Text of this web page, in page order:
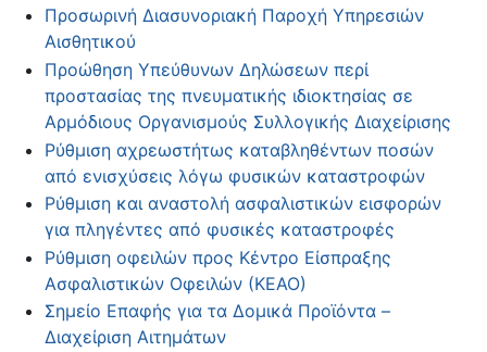
Προσωρινή Διασυνοριακή Παροχή Υπηρεσιών
Αισθητικού
Προώθηση Υπεύθυνων Δηλώσεων περί
προστασίας της πνευματικής ιδιοκτησίας σε
Αρμόδιους Οργανισμούς Συλλογικής Διαχείρισης
Ρύθμιση αχρεωστήτως καταβληθέντων ποσών
από ενισχύσεις λόγω φυσικών καταστροφών
Ρύθμιση και αναστολή ασφαλιστικών εισφορών
για πληγέντες από φυσικές καταστροφές
Ρύθμιση οφειλών προς Κέντρο Είσπραξης
Ασφαλιστικών Οφειλών (ΚΕΑΟ)
Σημείο Επαφής για τα Δομικά Προϊόντα –
Διαχείριση Αιτημάτων